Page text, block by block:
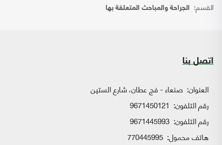
القسم: الجراحة والمباحث المتعلقة بها
اتصل بنا
العنوان: صنعاء - فج عطان، شارع الستين
رقم التلفون: 9671450121
رقم التلفون: 9671445993
هاتف محمول: 770445995